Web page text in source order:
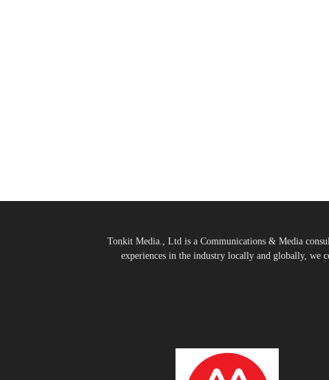
Tonkit Media., Ltd is a Communications & Media
experiences in the industry locally and globally, we